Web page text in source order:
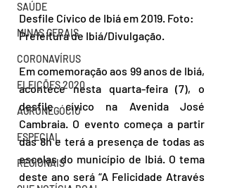
SAÚDE
MINAS GERAIS
CORONAVÍRUS
ELEIÇÕES 2020
AGRONEGÓCIO
ESPECIAL
REGIONAIS
Desfile Cívico de Ibiá em 2019. Foto:
Prefeitura de Ibiá/Divulgação.
Em comemoração aos 99 anos de Ibiá,
acontece nesta quarta-feira (7), o
desfile cívico na Avenida José
Cambraia. O evento começa a partir
das 8h e terá a presença de todas as
escolas do município de Ibiá. O tema
deste ano será “A Felicidade Através